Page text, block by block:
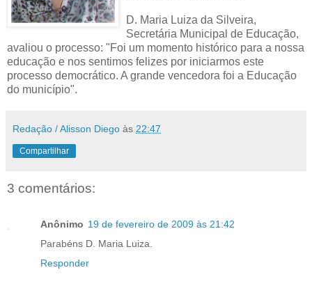
D. Maria Luiza da Silveira,
Secretária Municipal de Educação,
avaliou o processo: "Foi um momento histórico para a nossa
educação e nos sentimos felizes por iniciarmos este
processo democrático. A grande vencedora foi a Educação
do município".
Redação / Alisson Diego às 22:47
Compartilhar
3 comentários:
Anônimo 19 de fevereiro de 2009 às 21:42
Parabéns D. Maria Luiza.
Responder